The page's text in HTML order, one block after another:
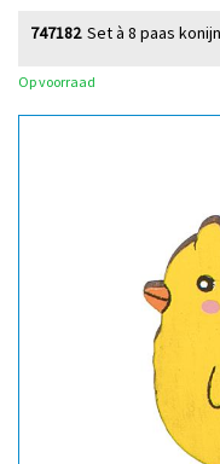
Set à 8 paas
747182
Op voorraad